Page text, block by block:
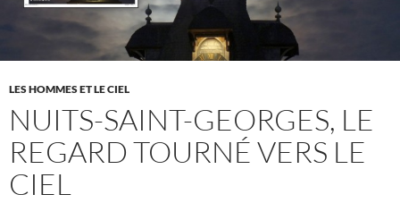
LES HOMMES ET LE CIEL
NUITS-SAINT-GEORGES, LE
REGARD TOURNÉ VERS LE
CIEL